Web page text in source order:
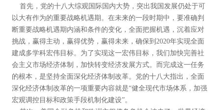
首先，党的十八大综观国际国内大势，突出我国发展仍处于可
以大有作为的重要战略机遇期。在未来的一段时期中，要准确判
断重要战略机遇期内涵和条件的变化，全面把握机遇，沉着应对
挑战，赢得主动，赢得优势，赢得未来，确保到2020年实现全面
建成多学科宏伟目标。为了实现这一宏伟目标，我们加快完善社
会主义市场经济体制，加快转变经济发展方式。而完成这一任务
的根本，是坚持全面深化经济体制改革。党的十八大指出，全面
深化经济体制改革的一项重要内容就是“健全现代市场体系，加强
宏观调控目标和政策手段机制化建设”。